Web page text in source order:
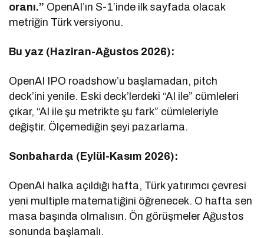
oranı.” OpenAI’ın S-1’inde ilk sayfada olacak
metriğin Türk versiyonu.
Bu yaz (Haziran-Ağustos 2026):
OpenAI IPO roadshow’u başlamadan, pitch
deck’ini yenile. Eski deck’lerdeki “AI ile” cümleleri
çıkar, “AI ile şu metrikte şu fark” cümleleriyle
değiştir. Ölçemediğin şeyi pazarlama.
Sonbaharda (Eylül-Kasım 2026):
OpenAI halka açıldığı hafta, Türk yatırımcı çevresi
yeni multiple matematiğini öğrenecek. O hafta sen
masa başında olmalısın. Ön görüşmeler Ağustos
sonunda başlamalı.